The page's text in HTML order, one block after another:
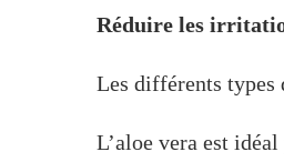
Réduire les
Les différents types
L’aloe vera est